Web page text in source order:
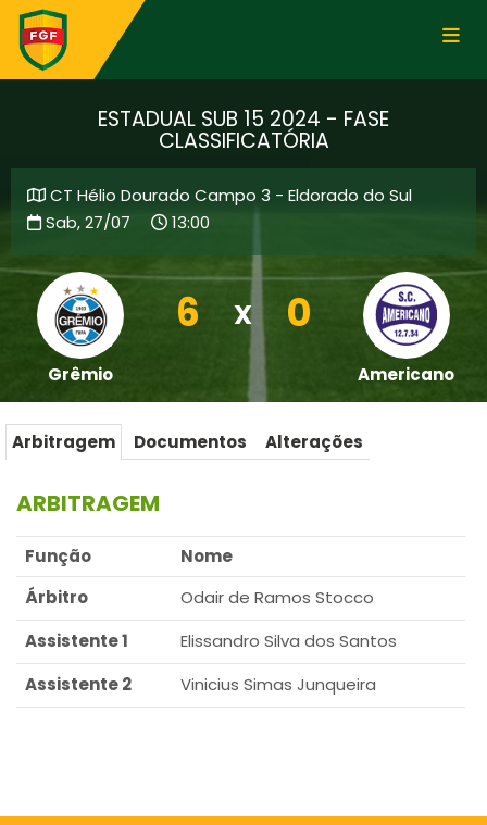
ESTADUAL SUB 15 2024 - FASE
CLASSIFICATÓRIA
CT Hélio Dourado Campo 3 - Eldorado do Sul
Sab, 27/07
13:00
Grêmio
6 X 0
Americano
Arbitragem Documentos Alterações
ARBITRAGEM
Função
Nome
Árbitro
Odair de Ramos Stocco
Assistente 1
Elissandro Silva dos Santos
Assistente 2
Vinicius Simas Junqueira